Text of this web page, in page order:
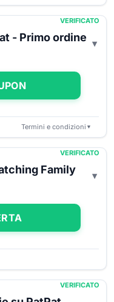
VERIFICATO
- Primo ordine
Termini e condizioni ▼
VERIFICATO
Family
VERIFICATO